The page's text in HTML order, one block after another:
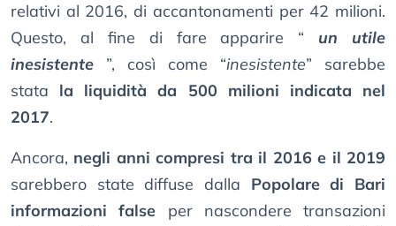
relativi al 2016, di accantonamenti per 42 milioni.
Questo, al fine di fare apparire “
un utile
inesistente
”, così come “inesistente” sarebbe
stata la liquidità da 500 milioni indicata nel
2017.
Ancora, negli anni compresi tra il 2016 e il 2019
sarebbero state diffuse dalla Popolare di Bari
informazioni false per nascondere transazioni